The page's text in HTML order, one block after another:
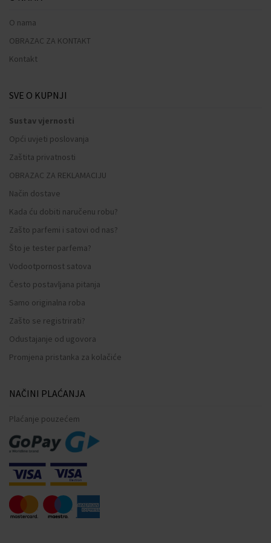
O nama
OBRAZAC ZA KONTAKT
Kontakt
SVE O KUPNJI
Sustav vjernosti
Opći uvjeti poslovanja
Zaštita privatnosti
OBRAZAC ZA REKLAMACIJU
Način dostave
Kada ću dobiti naručenu robu?
Zašto parfemi i satovi od nas?
Što je tester parfema?
Vodootpornost satova
Često postavljana pitanja
Samo originalna roba
Zašto se registrirati?
Odustajanje od ugovora
Promjena pristanka za kolačiće
NAČINI PLAĆANJA
Plaćanje pouzećem